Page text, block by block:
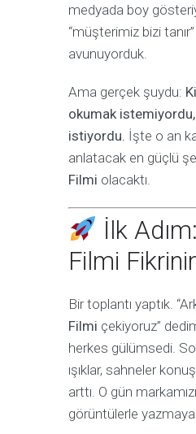
medyada boy
“müşterimiz bizi
avunuyorduk.
Ama gerçek şuydu:
okumak
istiyordu. İşte o an
anlatacak en güçlü
Filmi olacaktı.
İlk
Filmi
Bir toplantı yaptık.
Filmi çekiyoruz”
herkes gülümsedi.
ışıklar, sahneler
arttı. O gün
görüntülerle yazmaya